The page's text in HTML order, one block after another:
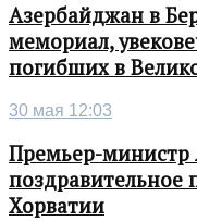
Азербайджан в
мемориал,
погибших в
30 мая 12:03
Премьер-
поздравительное
Хорватии